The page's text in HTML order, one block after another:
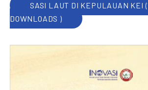
SASI LAUT DI KEPULAUAN KEI
DOWNLOADS )